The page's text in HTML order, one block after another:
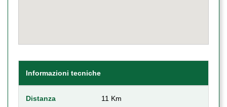
Informazioni tecniche
Distanza 11 Km